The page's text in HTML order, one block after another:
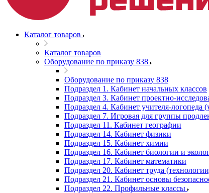
Каталог товаров
Каталог товаров
Оборудование по приказу 838
Оборудование по приказу 838
Подраздел 1. Кабинет начальных классов
Подраздел 3. Кабинет проектно-
Подраздел 4. Кабинет учителя-логопеда
Подраздел 7. Игровая для группы
Подраздел 11. Кабинет географии
Подраздел 14. Кабинет физики
Подраздел 15. Кабинет химии
Подраздел 16. Кабинет биологии и
Подраздел 17. Кабинет математики
Подраздел 20. Кабинет труда
Подраздел 21. Кабинет основы
Подраздел 22. Профильные классы